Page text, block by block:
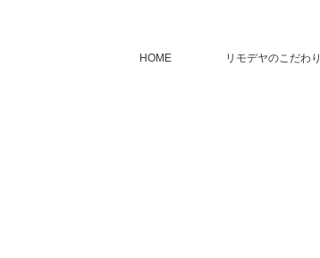
HOME リモデヤのこだわり